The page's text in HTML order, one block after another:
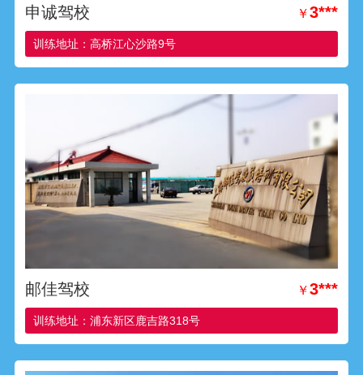
申诚驾校 ￥3***
训练地址：高桥江心沙路9号
邮佳驾校 ￥3***
训练地址：浦东新区鹿吉路318号